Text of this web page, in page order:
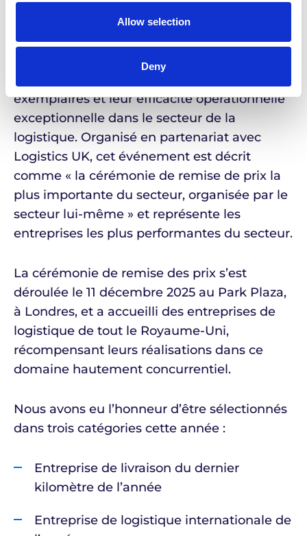
Allow selection
Deny
Les Logistics Awards
Pour leur 9e édition, les Logistics Awards
récompensent les organisations qui se
exemplaires et leur efficacité opérationnelle
exceptionnelle dans le secteur de la
logistique. Organisé en partenariat avec
Logistics UK, cet événement est décrit
comme « la cérémonie de remise de prix la
plus importante du secteur, organisée par le
secteur lui-même » et représente les
entreprises les plus performantes du secteur.
La cérémonie de remise des prix s’est
déroulée le 11 décembre 2025 au Park Plaza,
à Londres, et a accueilli des entreprises de
logistique de tout le Royaume-Uni,
récompensant leurs réalisations dans ce
domaine hautement concurrentiel.
Nous avons eu l’honneur d’être sélectionnés
dans trois catégories cette année :
Entreprise de livraison du dernier
kilomètre de l’année
Entreprise de logistique internationale de